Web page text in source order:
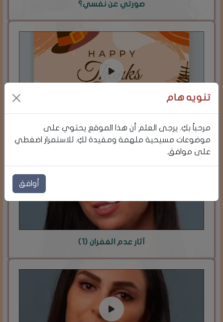
صورتي عن نفسي؟
ماذا يقول الكتاب المقدس عن عيد الشكر؟
آثار عدم الغفران (1)
تنويه هام
مرحباً بكِ. يرجى العلم أن هذا الموقع يحتوي على
موضوعات مسيحية ملهمة ومفيدة لكِ. للاستمرار اضغطي
على موافق.
أوافق